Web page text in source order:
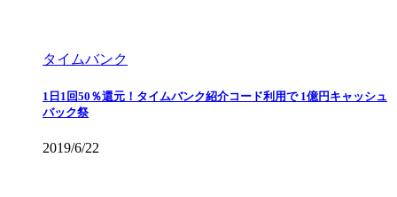
タイムバンク
1日1回50％還元！タイムバンク紹介コード利用で 1億円キャッシュ
バック祭
2019/6/22